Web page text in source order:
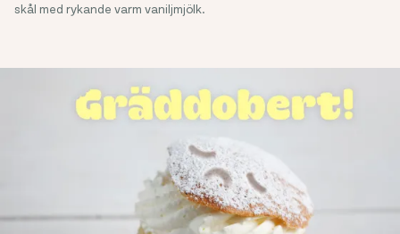
skål med rykande varm vaniljmjölk.